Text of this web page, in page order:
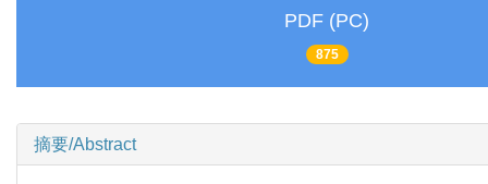
PDF (PC)
875
摘要/Abstract